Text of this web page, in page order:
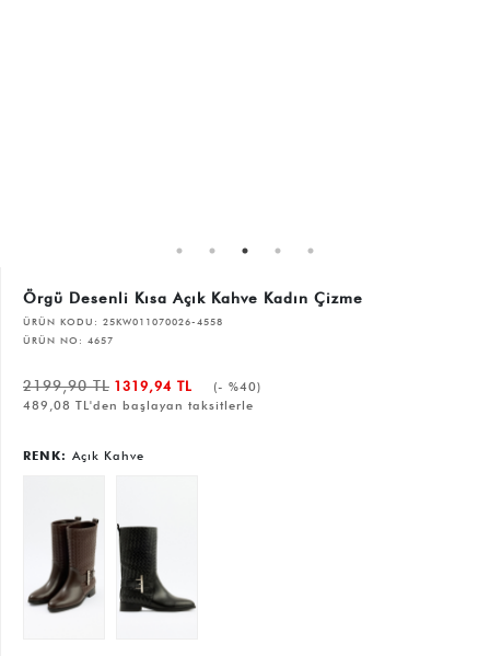
Örgü Desenli Kısa Açık Kahve Kadın Çizme
ÜRÜN KODU: 25KW011070026-4558
ÜRÜN NO: 4657
2199,90 TL 1319,94 TL
(- %40)
489,08 TL'den başlayan taksitlerle
RENK: Açık Kahve